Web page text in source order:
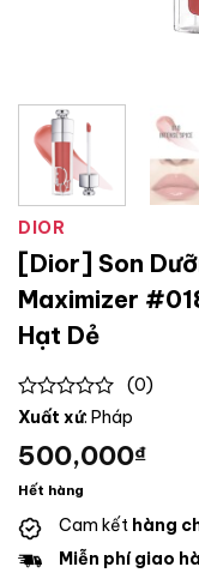
DIOR
[Dior] Son
Maximizer
Hạt Dẻ
0
of
5
(0)
Xuất xứ: Pháp
500,000₫
Hết hàng
Cam kết hàng
Miễn phí giao